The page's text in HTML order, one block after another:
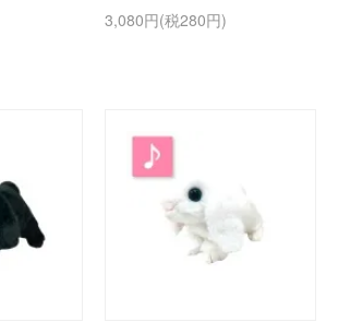
3,080円(税280円)